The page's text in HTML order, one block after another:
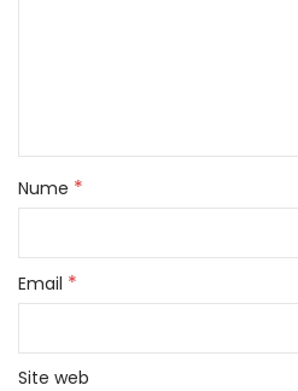
Nume *
Email *
Site web